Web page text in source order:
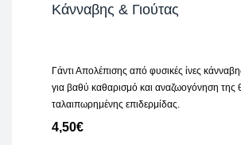
Κάνναβης & Γιούτας
Γάντι Απολέπισης από φυσικές ίνες
για βαθύ καθαρισμό και αναζωογόνηση της
ταλαιπωρημένης επιδερμίδας.
4,50€